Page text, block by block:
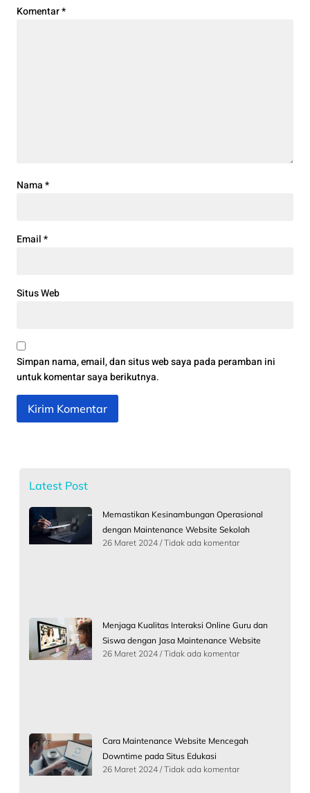
Komentar*
Nama*
Email*
Situs Web
Simpan nama, email, dan situs web saya pada peramban ini
untuk komentar saya berikutnya.
Latest Post
Memastikan Kesinambungan Operasional
dengan Maintenance Website Sekolah
26 Maret 2024 Tidak ada komentar
Menjaga Kualitas Interaksi Online Guru dan
Siswa dengan Jasa Maintenance Website
26 Maret 2024 Tidak ada komentar
Cara Maintenance Website Mencegah
Downtime pada Situs Edukasi
26 Maret 2024 Tidak ada komentar